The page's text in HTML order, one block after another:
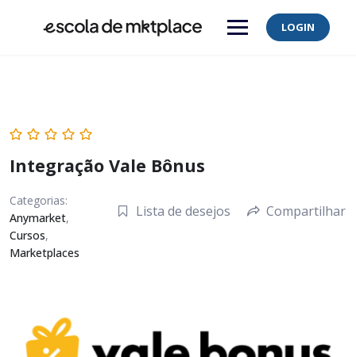
LOGIN
Integração Vale Bônus
Categorias:
Anymarket,
Cursos,
Marketplaces
Lista de desejos Compartilhar